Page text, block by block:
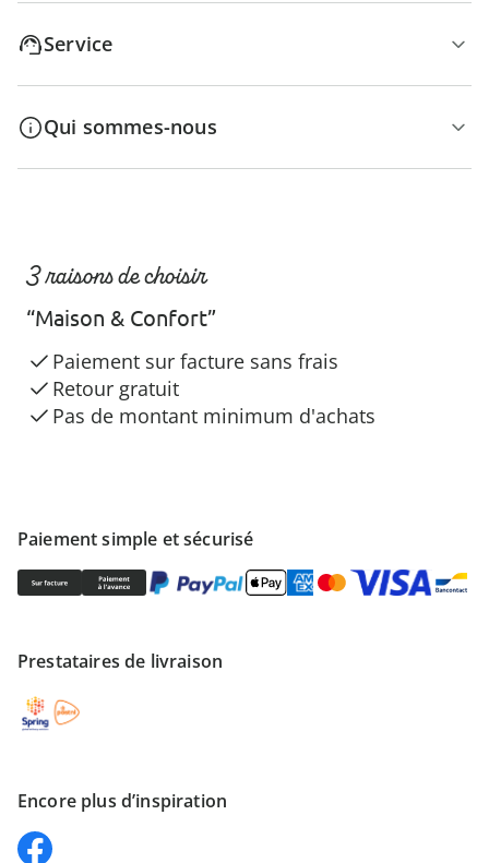
Service
Qui sommes-nous
Paiement simple et sécurisé
Prestataires de livraison
Encore plus d’inspiration
3 raisons de choisir
“Maison & Confort”
Paiement sur facture sans frais
Retour gratuit
Pas de montant minimum d'achats